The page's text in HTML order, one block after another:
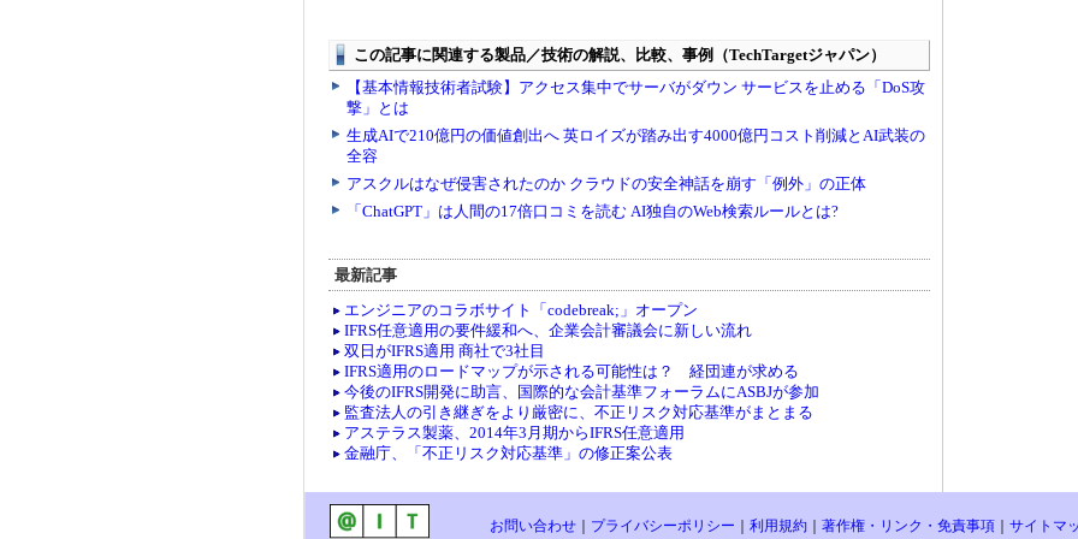
最新記事
エンジニアのコラボサイト「codebreak;」オープン
IFRS任意適用の要件緩和へ、企業会計審議会に新しい流れ
双日がIFRS適用 商社で3社目
IFRS適用のロードマップが示される可能性は？ 経団連が求める
今後のIFRS開発に助言、国際的な会計基準フォーラムにASBJが参加
監査法人の引き継ぎをより厳密に、不正リスク対応基準がまとまる
アステラス製薬、2014年3月期からIFRS任意適用
金融庁、「不正リスク対応基準」の修正案公表
お問い合わせ プライバシーポリシー 利用規約 著作権・リンク・免責事項 サイトマ